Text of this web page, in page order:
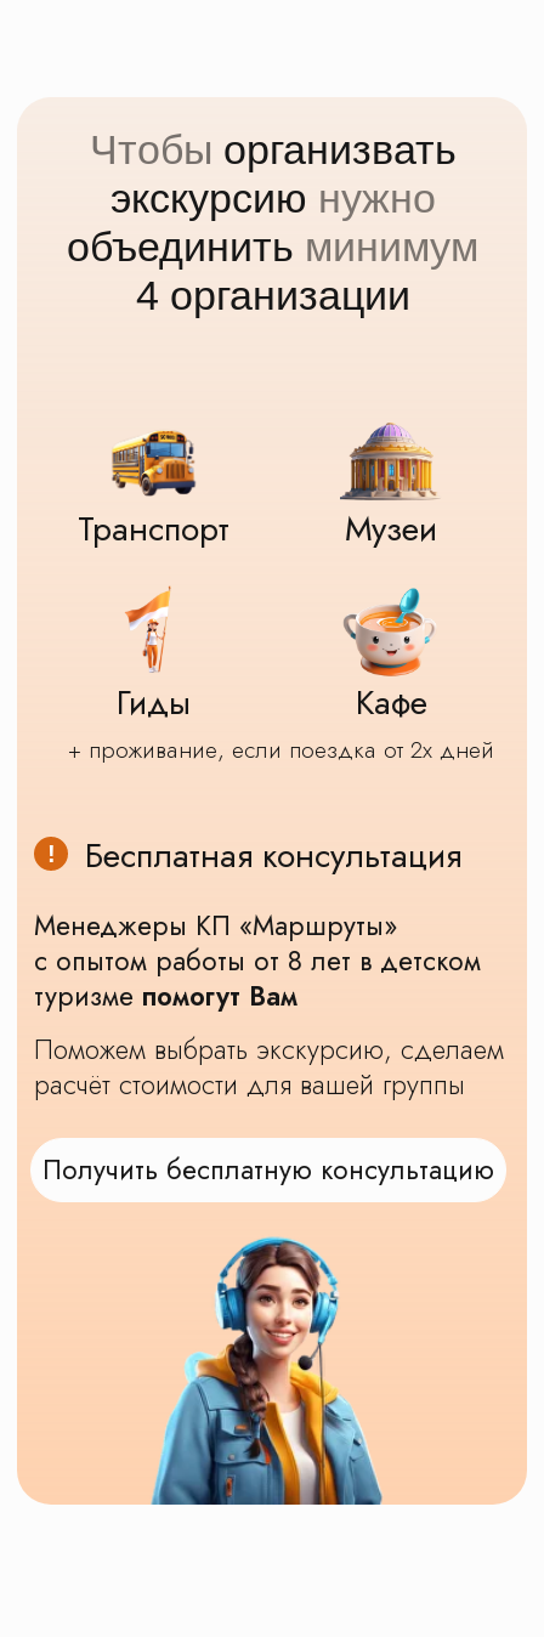
экскурсию
Мы свяжемся с вами через 5 минут.
Расскажем подробно про экскурсию
Подберем несколько похожих
экскурсий в нужную дату
Забронировать экскурсию
Получить программу в WhatsApp
Другие школьные
Все экскурсии
Новости о КП Маршруты